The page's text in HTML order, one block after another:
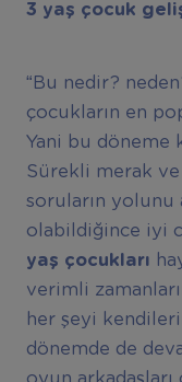
3 yaş çocuk
“Bu nedir?
çocukların en
Yani bu döneme
Sürekli merak
soruların yolunu
olabildiğince iyi
yaş çocukları
verimli
her şeyi
dönemde de
oyun arkadaşları